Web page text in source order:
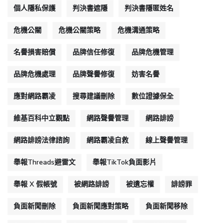
個人隱私保護 判決書遮隱 判決書隱匿姓名
危機公關 危機公關策略 危機溝通策略
名譽損害賠償 品牌信任修復 品牌危機管理
品牌危機處理 品牌聲譽修復 妨害名譽
應對網路霸凌 搜尋建議刪除 數位證據保全
維基百科中立觀點 網路聲譽管理 網路誹謗
網路誹謗法律諮詢 網路霸凌自救 線上聲譽管理
舉報Threads避雷文 舉報TikTok負面影片
舉報 X 假帳號 被網路誹謗 被遺忘權 誹謗罪
負面新聞刪除 負面新聞應對策略 負面新聞移除